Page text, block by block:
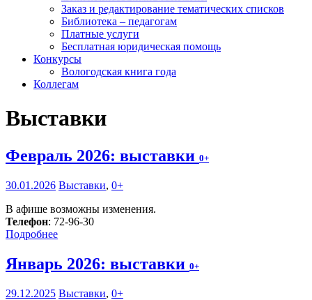
Заказ и редактирование тематических списков
Библиотека – педагогам
Платные услуги
Бесплатная юридическая помощь
Конкурсы
Вологодская книга года
Коллегам
Выставки
Февраль 2026: выставки 0+
30.01.2026 Выставки, 0+
В афише возможны изменения.
Телефон: 72-96-30
Подробнее
Январь 2026: выставки 0+
29.12.2025 Выставки, 0+